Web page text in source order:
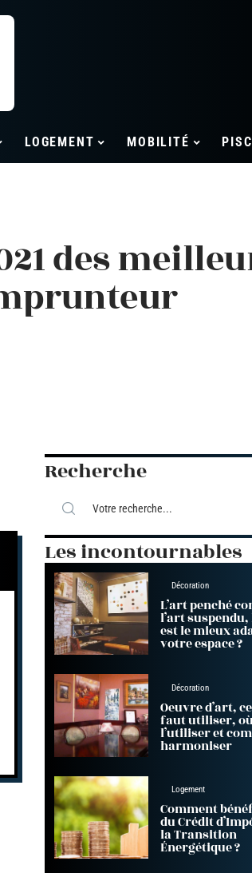
LOGEMENT MOBILITÉ
des
Recherche
Les incontournables
Décoration
L’art penché
l’art
est le mieux
votre espace ?
Décoration
Oeuvre d’art,
faut utiliser,
l’utiliser et
harmoniser
Logement
Comment
du Crédit
la Transition
Énergétique ?